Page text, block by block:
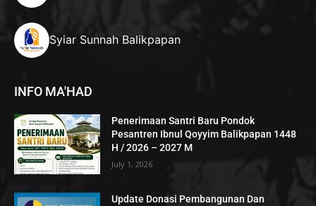
Syiar Sunnah Balikpapan
INFO MA'HAD
Penerimaan Santri Baru Pondok
Pesantren Ibnul Qoyyim Balikpapan 1448
H / 2026 – 2027 M
July 1, 2026
Update Donasi Pembangunan Dan